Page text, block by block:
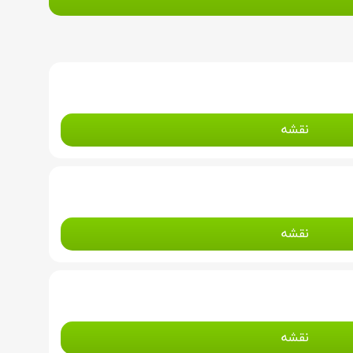
نقشه
نقشه
نقشه